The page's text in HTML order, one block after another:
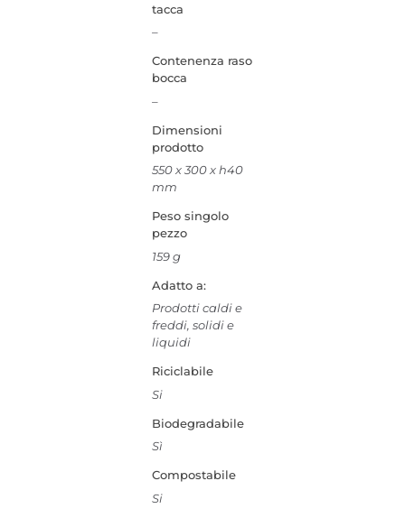
tacca
–
Contenenza raso
bocca
–
Dimensioni
prodotto
550 x 300 x h40
mm
Peso singolo
pezzo
159 g
Adatto a:
Prodotti caldi e
freddi, solidi e
liquidi
Riciclabile
Si
Biodegradabile
Sì
Compostabile
Si